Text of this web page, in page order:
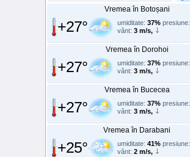
Vremea în Botoșani
+27° umiditate: 37% presiune:
vânt: 3 m/s,
Vremea în Dorohoi
+27° umiditate: 37% presiune:
vânt: 3 m/s,
Vremea în Bucecea
+27° umiditate: 37% presiune:
vânt: 3 m/s,
Vremea în Darabani
+25° umiditate: 41% presiune:
vânt: 2 m/s,